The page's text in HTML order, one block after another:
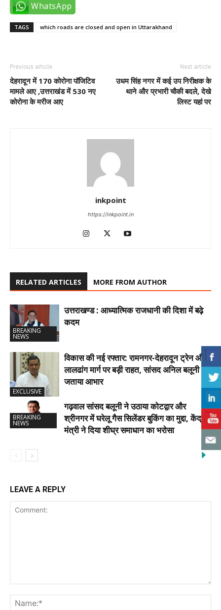
WhatsApp
TAGS which roads are closed and open in Uttarakhand
Previous article
देहरादून में 170 कोरोना पॉजिटिव
मामले आए ,उत्तराखंड में 530 नए
कोरोना के मरीज आए
Next article
उधम सिंह नगर में कई उप निरीक्षक के
थाने और प्रभारी चौकी बदले, देखे
लिस्ट यहां पर
inkpoint
https://inkpoint.in
RELATED ARTICLES MORE FROM AUTHOR
BREAKING
NEWS
उत्तराखण्ड : आध्यात्मिक राजधानी की दिशा में बढ़े
कदम
EXCLUSIVE
विकास की नई रफ्तार: रामनगर-देहरादून ट्रेन और
लालढांग मार्ग पर बड़ी राहत, सांसद अनिल बलूनी ने
जताया आभार
BREAKING
NEWS
गढ़वाल सांसद बलूनी ने उठाया कोटद्वार और
श्रीनगर में घरेलू गैस सिलेंडर बुकिंग का मुद्दा, केंद्रीय
मंत्री ने दिया शीघ्र समाधान का भरोसा
LEAVE A REPLY